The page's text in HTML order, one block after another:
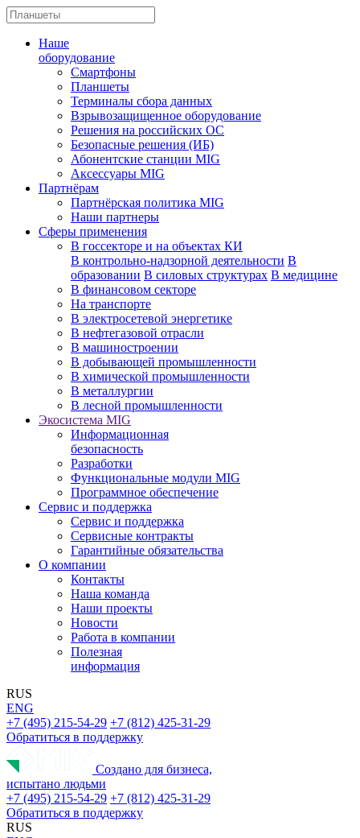
Наше
оборудование
Смартфоны
Планшеты
Терминалы сбора данных
Взрывозащищенное оборудование
Решения на российских ОС
Безопасные решения (ИБ)
Абонентские станции MIG
Аксессуары MIG
Партнёрам
Партнёрская политика MIG
Наши партнеры
Сферы применения
В госсекторе и на объектах КИ
В контрольно-надзорной деятельности В
образовании В силовых структурах В медицине
В финансовом секторе
На транспорте
В электросетевой энергетике
В нефтегазовой отрасли
В машиностроении
В добывающей промышленности
В химической промышленности
В металлургии
В лесной промышленности
Экосистема MIG
Информационная
безопасность
Разработки
Функциональные модули MIG
Программное обеспечение
Сервис и поддержка
Сервис и поддержка
Сервисные контракты
Гарантийные обязательства
О компании
Контакты
Наша команда
Наши проекты
Новости
Работа в компании
Полезная
информация
RUS
ENG
+7 (495) 215-54-29 +7 (812) 425-31-29
Обратиться в поддержку
Создано для бизнеса,
испытано людьми
+7 (495) 215-54-29 +7 (812) 425-31-29
Обратиться в поддержку
RUS